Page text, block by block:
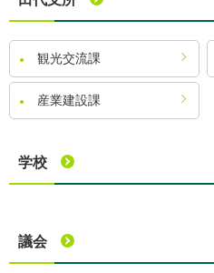
観光交流課
産業建設課
学校
議会